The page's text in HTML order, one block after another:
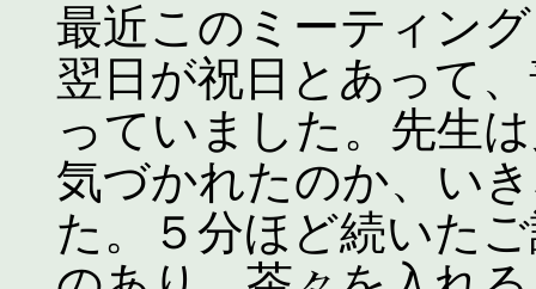
最近このミーティン
翌日が祝日とあって
っていました。先生
気づかれたのか、い
た。５分ほど続いた